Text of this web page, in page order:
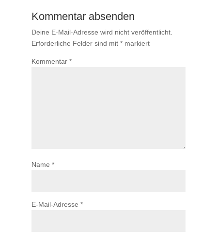
Kommentar absenden
Deine E-Mail-Adresse wird nicht veröffentlicht.
Erforderliche Felder sind mit *markiert
Kommentar *
Name *
E-Mail-Adresse *